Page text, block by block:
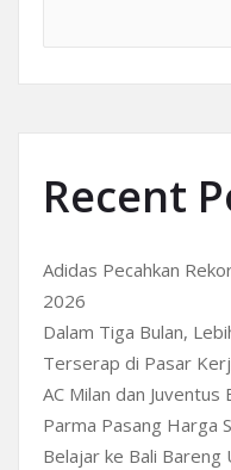
Recent
Adidas Pecahkan
2026
Dalam Tiga Bulan,
Terserap di Pasar
AC Milan dan
Parma Pasang Harga
Belajar ke Bali